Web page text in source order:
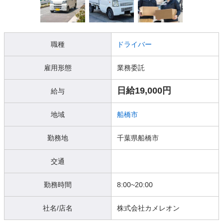
職種 ドライバー
雇用形態 業務委託
給与 日給19,000円
地域 船橋市
勤務地 千葉県船橋市
交通
勤務時間 8:00~20:00
社名/店名 株式会社カメレオン